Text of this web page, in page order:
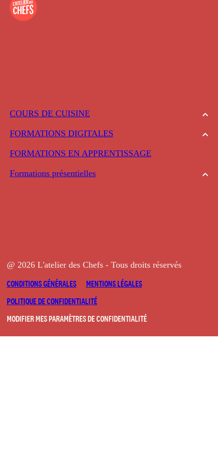
COURS DE CUISINE
FORMATIONS DIGITALES
FORMATIONS EN APPRENTISSAGE
Formations présentielles
@ 2026 L'atelier des Chefs - Tous droits réservés
CONDITIONS GÉNÉRALES
MENTIONS LÉGALES
POLITIQUE DE CONFIDENTIALITÉ
MODIFIER MES PARAMÈTRES DE CONFIDENTIALITÉ